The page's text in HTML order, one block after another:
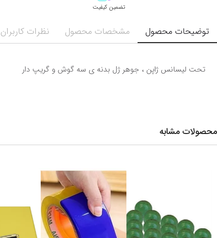
تضمین کیفیت
توضیحات محصول مشخصات محصول نظرات کاربران
تحت لیسانس ژاپن ، جوهر ژل بدنه ی سه گوش و گریپ دار
محصولات مشابه